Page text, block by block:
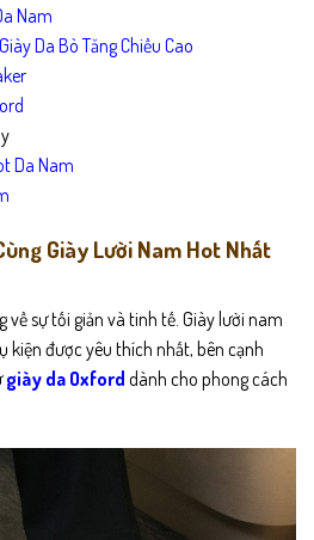
Nam
Giày Da Bò Tăng Chiều Cao
Da Nam
Giày Lười Nam Hot Nhất
về sự tối giản và tinh tế. Giày lười nam
kiện được yêu thích nhất, bên cạnh
giày da Oxford dành cho phong cách